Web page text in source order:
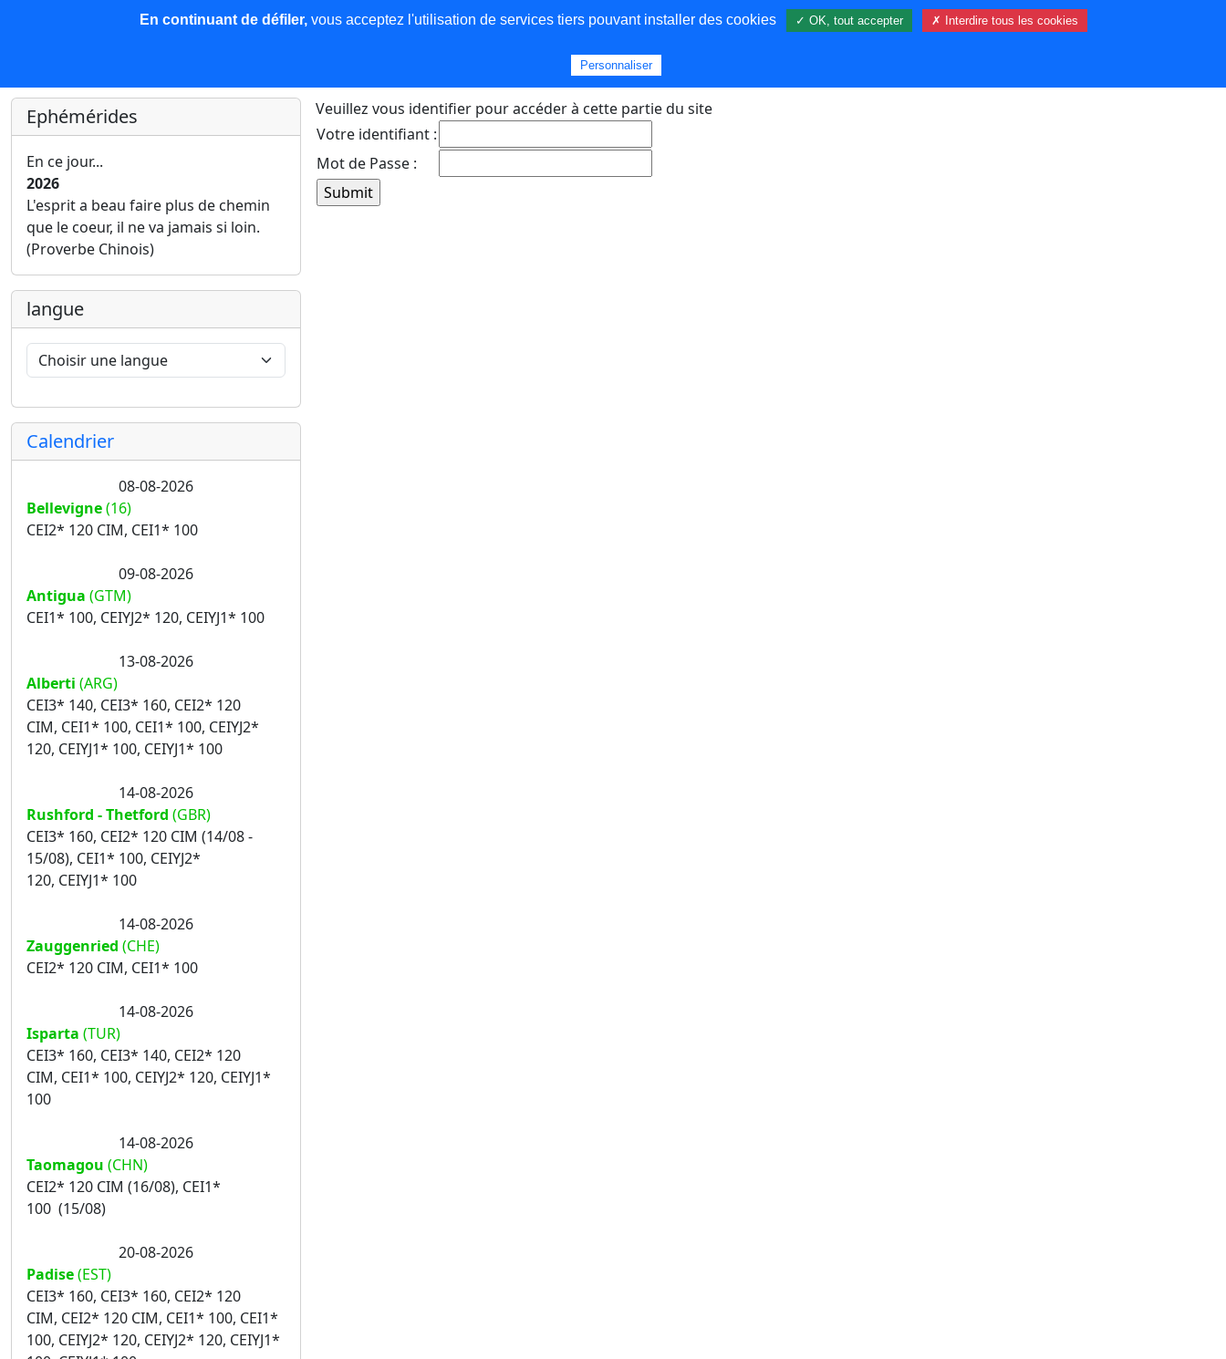
Les nouvelles Base de données Plus
Ephémérides
En ce jour...
2026
L'esprit a beau faire plus de chemin
que le coeur, il ne va jamais si loin.
(Proverbe Chinois)
langue
Calendrier
08-08-2026
Bellevigne(16)
CEI2* 120 CIM, CEI1* 100
09-08-2026
Antigua (GTM)
CEI1* 100, CEIYJ2* 120, CEIYJ1* 100
13-08-2026
Alberti (ARG)
CEI3* 140, CEI3* 160, CEI2* 120
CIM, CEI1* 100, CEI1* 100, CEIYJ2*
120, CEIYJ1* 100, CEIYJ1* 100
14-08-2026
Rushford - Thetford (GBR)
CEI3* 160, CEI2* 120 CIM (14/08 -
15/08), CEI1* 100, CEIYJ2*
120, CEIYJ1* 100
14-08-2026
Zauggenried (CHE)
CEI2* 120 CIM, CEI1* 100
14-08-2026
Isparta (TUR)
CEI3* 160, CEI3* 140, CEI2* 120
CIM, CEI1* 100, CEIYJ2* 120, CEIYJ1*
100
14-08-2026
Taomagou (CHN)
CEI2* 120 CIM (16/08), CEI1*
100 (15/08)
20-08-2026
Padise(EST)
CEI3* 160, CEI3* 160, CEI2* 120
CIM, CEI2* 120 CIM, CEI1* 100, CEI1*
100, CEIYJ2* 120, CEIYJ2* 120, CEIYJ1*
Veuillez vous identifier pour accéder à cette partie du site
Votre identifiant :
Mot de Passe :
En continuant de défiler,vous acceptez l'utilisation de services tiers pouvant installer des cookies ✓ OK, tout accepter ✗ Interdire tous les cookies
Personnaliser